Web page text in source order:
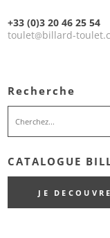
+33 (0)3 20 46 25 54
toulet@billard-
Recherche
CATALOGUE
JE